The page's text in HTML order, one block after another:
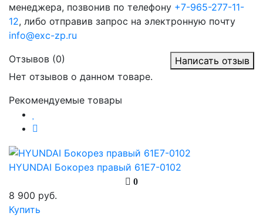
менеджера, позвонив по телефону +7-965-277-11-
12, либо отправив запрос на электронную почту
info@exc-zp.ru
Отзывов (0)
Написать отзыв
Нет отзывов о данном товаре.
Рекомендуемые товары
HYUNDAI Бокорез правый 61E7-0102
0
8 900 руб.
Купить